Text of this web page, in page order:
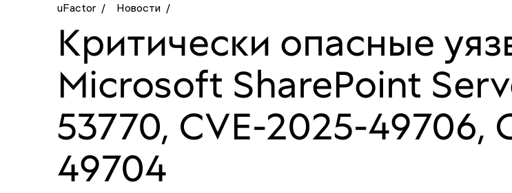
uFactor / Новости /
Критически опасные
Microsoft SharePoint
53770, CVE-2025-49706,
49704